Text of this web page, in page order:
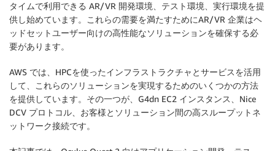
タイムで利用できる AR/VR 開発環境、テスト環境、実行環境を提
供し始めています。これらの需要を満たすためにAR/VR 企業はヘ
ッドセットユーザー向けの高性能なソリューションを確保する必
要があります。
AWS では、HPCを使ったインフラストラクチャとサービスを活用
して、これらのソリューションを実現するためのいくつかの方法
を提供しています。その一つが、G4dn EC2 インスタンス、Nice
DCV プロトコル、お客様とソリューション間の高スループットネ
ットワーク接続です。